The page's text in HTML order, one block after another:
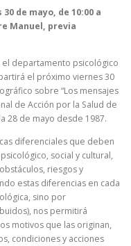
de mayo, de 10:00 a
Manuel, previa
el departamento psicológico
el próximo viernes 30
sobre “Los mensajes
de Acción por la Salud de
28 de mayo desde 1987.
diferenciales que deben
social y cultural,
riesgos y
estas diferencias en cada
sino por
nos permitirá
motivos que las originan,
condiciones y acciones